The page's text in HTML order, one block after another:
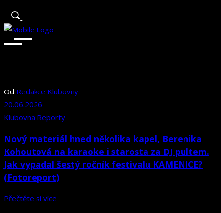
Od Redakce Klubovny
20.06.2026
Klubovna Reporty
Nový materiál hned několika kapel, Berenika
Kohoutová na karaoke i starosta za DJ pultem.
Jak vypadal šestý ročník festivalu KAMEN!CE?
(Fotoreport)
Přečtěte si více